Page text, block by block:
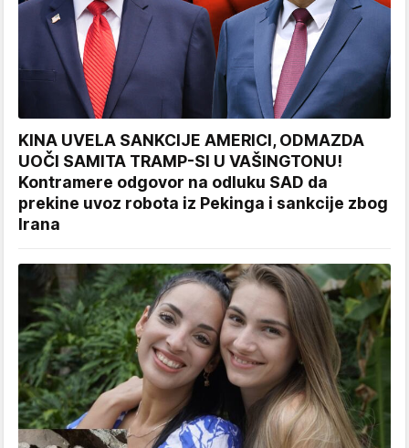
KINA UVELA SANKCIJE AMERICI, ODMAZDA
UOČI SAMITA TRAMP-SI U VAŠINGTONU!
Kontramere odgovor na odluku SAD da
prekine uvoz robota iz Pekinga i sankcije zbog
Irana